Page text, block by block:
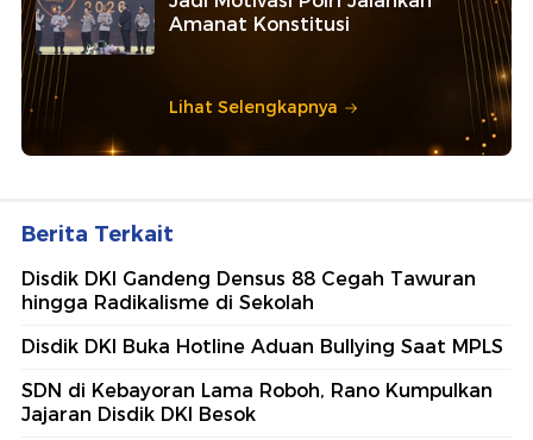
Amanat Konstitusi
Lihat Selengkapnya
Berita Terkait
Disdik DKI Gandeng Densus 88 Cegah Tawuran
hingga Radikalisme di Sekolah
Disdik DKI Buka Hotline Aduan Bullying Saat MPLS
SDN di Kebayoran Lama Roboh, Rano Kumpulkan
Jajaran Disdik DKI Besok